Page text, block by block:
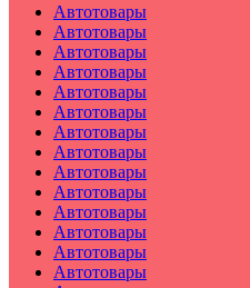
Автотовары
Автотовары
Автотовары
Автотовары
Автотовары
Автотовары
Автотовары
Автотовары
Автотовары
Автотовары
Автотовары
Автотовары
Автотовары
Автотовары